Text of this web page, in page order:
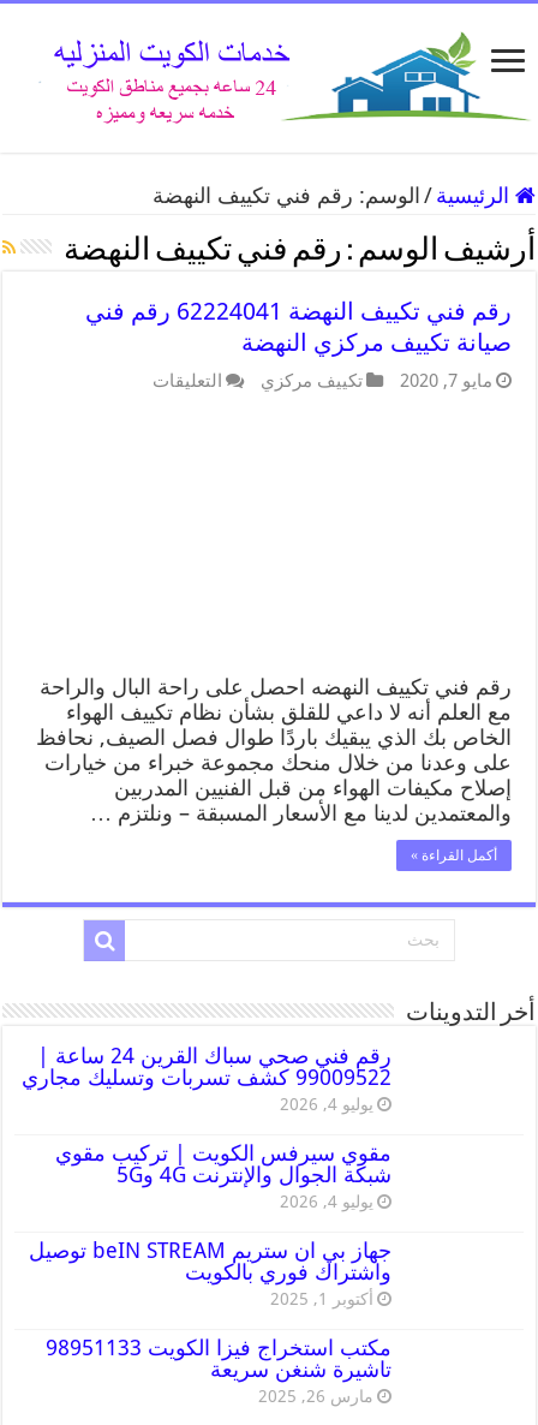
الرئيسية / الوسم: رقم فني تكييف النهضة
أرشيف الوسم : رقم فني تكييف النهضة
رقم فني تكييف النهضة 62224041 رقم فني
صيانة تكييف مركزي النهضة
مايو 7, 2020 تكييف مركزي التعليقات
رقم فني تكييف النهضه احصل على راحة البال والراحة
مع العلم أنه لا داعي للقلق بشأن نظام تكييف الهواء
الخاص بك الذي يبقيك باردًا طوال فصل الصيف, نحافظ
على وعدنا من خلال منحك مجموعة خبراء من خيارات
إصلاح مكيفات الهواء من قبل الفنيين المدربين
والمعتمدين لدينا مع الأسعار المسبقة – ونلتزم …
أكمل القراءة »
أخر التدوينات
رقم فني صحي سباك القرين 24 ساعة |
99009522 كشف تسربات وتسليك مجاري
يوليو 4, 2026
مقوي سيرفس الكويت | تركيب مقوي
شبكة الجوال والإنترنت 4G و5G
يوليو 4, 2026
جهاز بي ان ستريم beIN STREAM توصيل
واشتراك فوري بالكويت
أكتوبر 1, 2025
مكتب استخراج فيزا الكويت 98951133
تاشيرة شنغن سريعة
مارس 26, 2025